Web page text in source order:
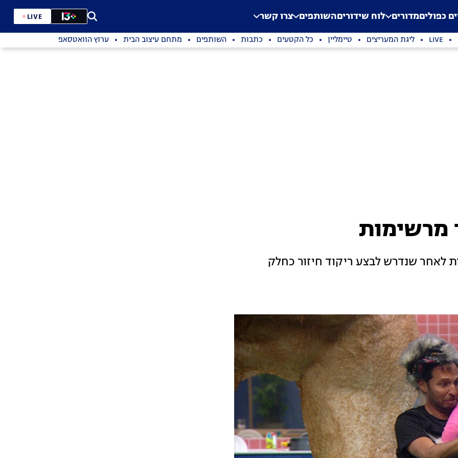
Application error: a
. כפוליםמדורים לוח שידוריםהשותפים צרו קשר LIVE
LIVE ליגת המעריצים טיימליין כל הקטעים כתבות השותפים מתחם עיצוב הבית ערוץ הוואטסאפ
מרשימות
לאחר שנדרש לבצע ריקוד חיזור כחלק